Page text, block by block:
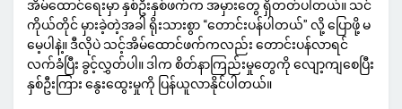
အိမ်ထောင်ရေးမှာ နှစ်ဦးနှစ်ဖက်က အမှားတွေ ရှိတတ်ပါတယ်။ သင်
ကိုယ်တိုင် မှားခဲ့တဲ့အခါ ရိုးသားစွာ “တောင်းပန်ပါတယ်” လို့ ပြောဖို့ မ
မေ့ပါနဲ့။ ဒီလိုပဲ သင့်အိမ်ထောင်ဖက်ကလည်း တောင်းပန်လာရင်
လက်ခံပြီး ခွင့်လွှတ်ပါ။ ဒါက စိတ်နာကြည်းမှုတွေကို လျော့ကျစေပြီး
နှစ်ဦးကြား နွေးထွေးမှုကို ပြန်ယူလာနိုင်ပါတယ်။